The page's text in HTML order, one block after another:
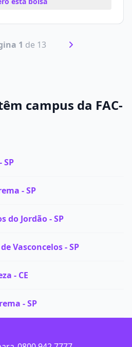
1 de 13
campus da FAC-
SP
- SP
do Jordão - SP
Vasconcelos - SP
- CE
- SP